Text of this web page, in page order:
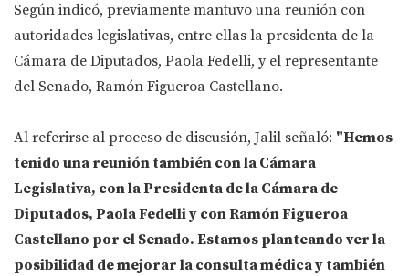
Según indicó, previamente mantuvo una reunión con
autoridades legislativas, entre ellas la presidenta de la
Cámara de Diputados, Paola Fedelli, y el representante
del Senado, Ramón Figueroa Castellano.
Al referirse al proceso de discusión, Jalil señaló: "Hemos
tenido una reunión también con la Cámara
Legislativa, con la Presidenta de la Cámara de
Diputados, Paola Fedelli y con Ramón Figueroa
Castellano por el Senado. Estamos planteando ver la
posibilidad de mejorar la consulta médica y también